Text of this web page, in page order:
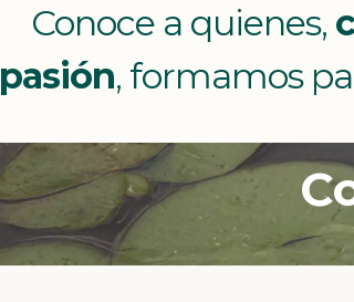
Conoce a quienes,
pasión, formamos